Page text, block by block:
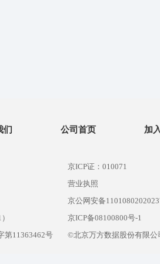
们 公司首页 加
第11363462号
京ICP证：010071
营业执照
京公网安备
京ICP备08100800号-1
©北京万方数据股份有限公